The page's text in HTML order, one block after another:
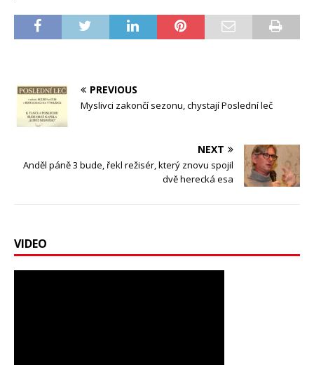
PREVIOUS
Myslivci zakončí sezonu, chystají Poslední leč
NEXT
Anděl páně 3 bude, řekl režisér, který znovu spojil
dvě herecká esa
VIDEO